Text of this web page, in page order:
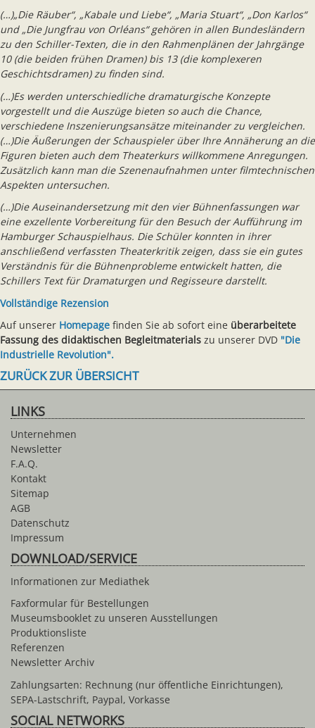
(…)„Die Räuber“, „Kabale und Liebe“, „Maria Stuart“, „Don Karlos“
und „Die Jungfrau von Orléans“ gehören in allen Bundesländern
zu den Schiller-Texten, die in den Rahmenplänen der Jahrgänge
10 (die beiden frühen Dramen) bis 13 (die komplexeren
Geschichtsdramen) zu finden sind.
(…)Es werden unterschiedliche dramaturgische Konzepte
vorgestellt und die Auszüge bieten so auch die Chance,
verschiedene Inszenierungsansätze miteinander zu vergleichen.
(…)Die Äußerungen der Schauspieler über Ihre Annäherung an die
Figuren bieten auch dem Theaterkurs willkommene Anregungen.
Zusätzlich kann man die Szenenaufnahmen unter filmtechnischen
Aspekten untersuchen.
(…)Die Auseinandersetzung mit den vier Bühnenfassungen war
eine exzellente Vorbereitung für den Besuch der Aufführung im
Hamburger Schauspielhaus. Die Schüler konnten in ihrer
anschließend verfassten Theaterkritik zeigen, dass sie ein gutes
Verständnis für die Bühnenprobleme entwickelt hatten, die
Schillers Text für Dramaturgen und Regisseure darstellt.
Vollständige Rezension
Auf unserer Homepage finden Sie ab sofort eine überarbeitete
Fassung des didaktischen Begleitmaterials zu unserer DVD "Die
Industrielle Revolution".
ZURÜCK ZUR ÜBERSICHT
LINKS
Unternehmen
Newsletter
F.A.Q.
Kontakt
Sitemap
AGB
Datenschutz
Impressum
DOWNLOAD/SERVICE
Informationen zur Mediathek
Faxformular für Bestellungen
Museumsbooklet zu unseren Ausstellungen
Produktionsliste
Referenzen
Newsletter Archiv
Zahlungsarten: Rechnung (nur öffentliche Einrichtungen),
SEPA-Lastschrift, Paypal, Vorkasse
SOCIAL NETWORKS